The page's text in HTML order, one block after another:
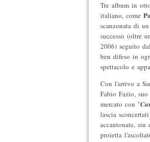
Tre album in
italiano, come
scanzonata di
successo (oltre
2006) seguito
ben difeso in
spettacolo e
Con l'arrivo a
Fabio Fazio,
mercato con "
lascia
accantonate,
proietta